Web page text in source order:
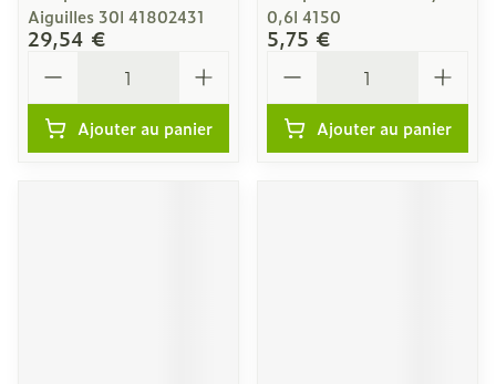
Aiguilles 30l 41802431
29,54 €
Ajouter au panier
0,6l 4150
5,75 €
Ajouter au panier